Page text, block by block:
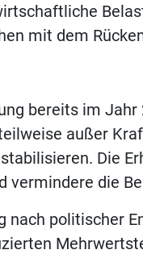
mit dem
bereits im
außer
Die
vermindere die
nach politischer